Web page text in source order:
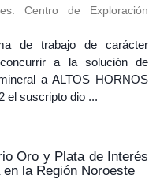
Centro de Exploración
de trabajo de carácter
a la solución de
a ALTOS HORNOS
el suscripto dio ...
Oro y Plata de Interés
la Región Noroeste